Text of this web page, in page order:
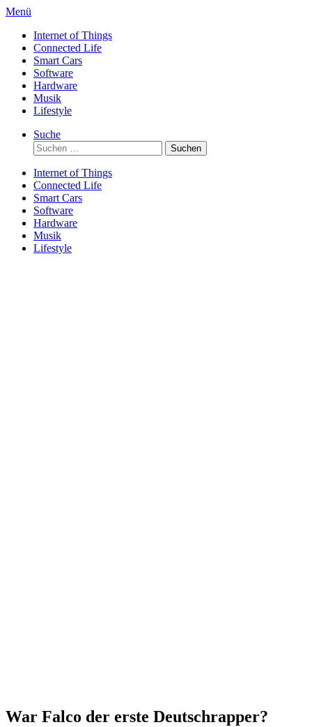
Direkt
Inhalt
Menü
Internet of Things
Connected Life
Smart Cars
Software
Hardware
Musik
Lifestyle
Suche
Suchen
nach:
Internet of Things
Connected Life
Smart Cars
Software
Hardware
Musik
Lifestyle
War Falco der erste Deutschrapper?